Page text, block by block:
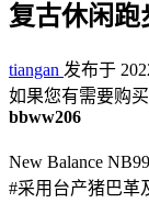
复古休闲跑
tiangan 发布于
如果您有需要购买
bbww206
New Balance
#采用台产猪巴革